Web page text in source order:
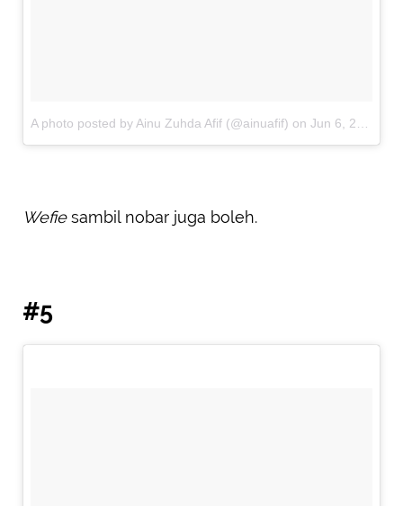
A photo posted by Ainu Zuhda Afif (@ainuafif) on Jun 6, 2015 at 10:12pm PDT
Wefiesambil nobar juga boleh.
#5